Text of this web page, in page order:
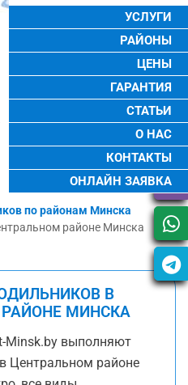
УСЛУГИ
РАЙОНЫ
ЦЕНЫ
ГАРАНТИЯ
СТАТЬИ
О НАС
КОНТАКТЫ
ОНЛАЙН ЗАЯВКА
по районам Минска
районе Минска
В
МИНСКА
Minsk.by выполняют
Центральном районе